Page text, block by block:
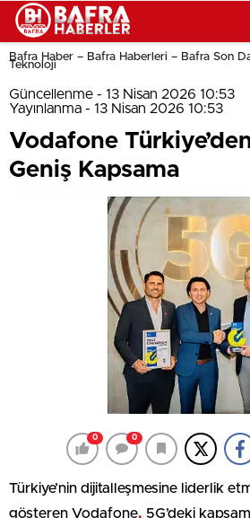
Bafra Haber – Bafra Haberleri – Bafra Son
Teknoloji
Güncellenme - 13 Nisan 2026 10:53
Yayınlanma - 13 Nisan 2026 10:53
Vodafone
Geniş Kapsama
0 0
Türkiye’nin dijitalleşmesine liderlik
gösteren Vodafone, 5G’deki